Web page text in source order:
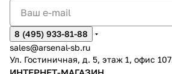
8 (495) 933-81-88
sales@arsenal-sb.ru
Ул. Гостиничная, д. 5, этаж 1, офис